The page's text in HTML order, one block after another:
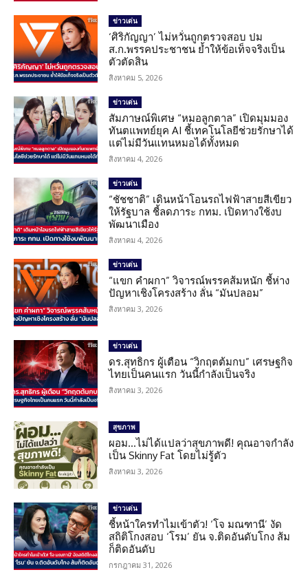
ข่าวเด่น
‘ศิริกัญญา’ ไม่หวั่นถูกตรวจสอบ ปม
ส.ก.พรรคประชาชน ย้ำให้ข้อเท็จจริงเป็น
ตัวตัดสิน
สิงหาคม 5, 2026
ข่าวเด่น
สัมภาษณ์พิเศษ “หมอลูกตาล” เปิดมุมมอง
ทันตแพทย์ยุค AI ชี้เทคโนโลยีช่วยรักษาได้
แต่ไม่มีวันแทนหมอได้ทั้งหมด
สิงหาคม 4, 2026
ข่าวเด่น
“ชัชชาติ” เดินหน้าโอนรถไฟฟ้าสายสีเขียว
ให้รัฐบาล ชี้ลดภาระ กทม. เปิดทางใช้งบ
พัฒนาเมือง
สิงหาคม 4, 2026
ข่าวเด่น
“แขก คำผกา” วิจารณ์พรรคส้มหนัก ชี้ห่าง
ปัญหาเชิงโครงสร้าง ลั่น “มันปลอม”
สิงหาคม 3, 2026
ข่าวเด่น
ดร.สุทธิกร ผู้เตือน “วิกฤตต้มกบ” เศรษฐกิจ
ไทยเป็นคนแรก วันนี้กำลังเป็นจริง
สิงหาคม 3, 2026
สุขภาพ
ผอม…ไม่ได้แปลว่าสุขภาพดี! คุณอาจกำลัง
เป็น Skinny Fat โดยไม่รู้ตัว
สิงหาคม 3, 2026
ข่าวเด่น
ชี้หน้าใครทำไมเข้าตัว! ‘โจ มณฑานี’ งัด
สถิติโกงสอบ ‘โรม’ ยัน จ.ติดอันดับโกง ส้ม
ก็ติดอันดับ
กรกฎาคม 31, 2026